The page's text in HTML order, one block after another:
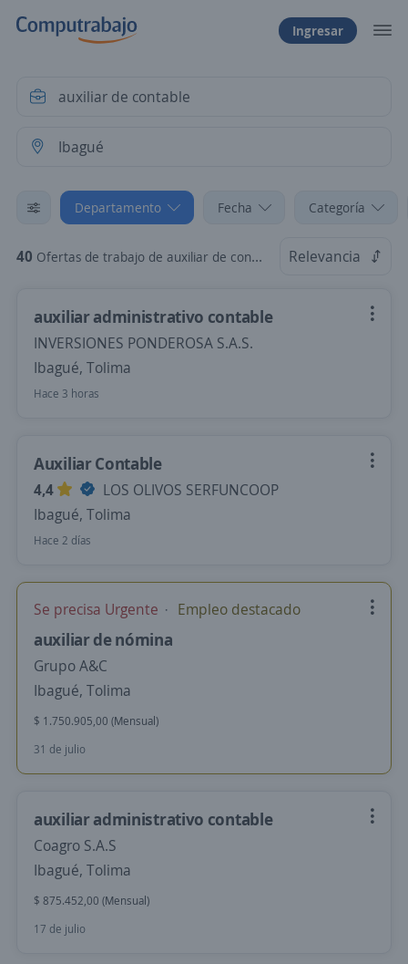
Ingresar
Departamento Fecha Categoría
40 Ofertas de trabajo de auxiliar de contable en Ibagué, Tolima Relevancia
auxiliar administrativo contable
INVERSIONES PONDEROSA S.A.S.
Ibagué, Tolima
Hace 3 horas
Auxiliar Contable
4,4
LOS OLIVOS SERFUNCOOP
Ibagué, Tolima
Hace 2 días
Se precisa Urgente Empleo destacado
auxiliar de nómina
Grupo A&C
Ibagué, Tolima
$ 1.750.905,00 (Mensual)
31 de julio
auxiliar administrativo contable
Coagro S.A.S
Ibagué, Tolima
$ 875.452,00 (Mensual)
17 de julio